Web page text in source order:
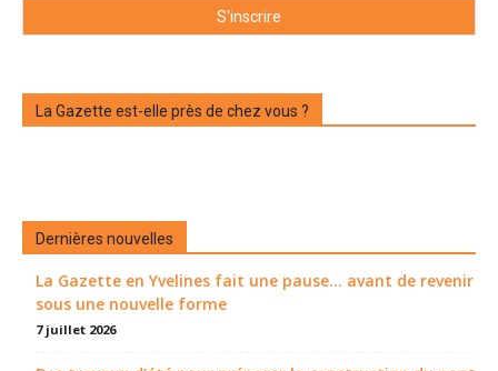
La Gazette est-elle près de chez vous ?
Dernières nouvelles
La Gazette en Yvelines fait une pause... avant de revenir
sous une nouvelle forme
7 juillet 2026